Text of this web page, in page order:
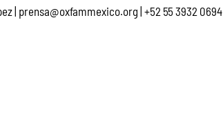
| prensa@oxfammexico.org | +52 55 3932 0694